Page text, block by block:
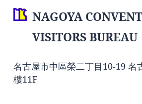
NAGOYA
VISITORS BUREAU
名古屋市中區榮二丁目10-19 名
樓11F